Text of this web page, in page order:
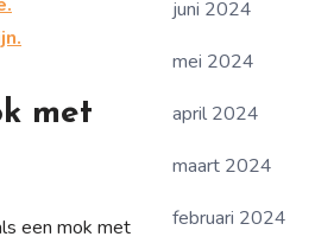
met
een mok met
juni 2024
mei 2024
april 2024
maart 2024
februari 2024